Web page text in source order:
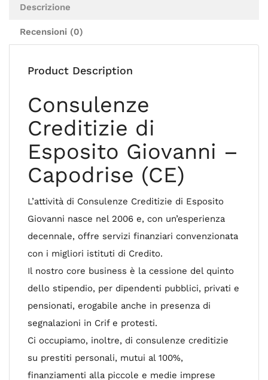
Descrizione
Recensioni (0)
Product Description
Consulenze
Creditizie di
Esposito Giovanni –
Capodrise (CE)
L’attività di Consulenze Creditizie di Esposito
Giovanni nasce nel 2006 e, con un’esperienza
decennale, offre servizi finanziari convenzionata
con i migliori istituti di Credito.
Il nostro core business è la cessione del quinto
dello stipendio, per dipendenti pubblici, privati e
pensionati, erogabile anche in presenza di
segnalazioni in Crif e protesti.
Ci occupiamo, inoltre, di consulenze creditizie
su prestiti personali, mutui al 100%,
finanziamenti alla piccole e medie imprese